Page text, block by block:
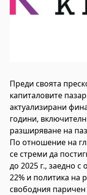
Преди своята
капиталовите
актуализирани
години,
разширяване на
По отношение на
се стреми да
до 2025 г., заедно с
22% и политика на
свободния паричен